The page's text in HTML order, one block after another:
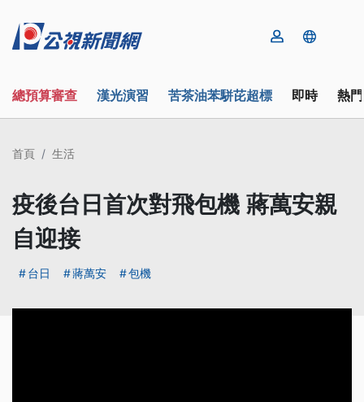
總預算審查 漢光演習 苦茶油苯駢芘超標 即時 熱
首頁 生活
疫後台日首次對飛包機 蔣萬安親
自迎接
台日 蔣萬安 包機